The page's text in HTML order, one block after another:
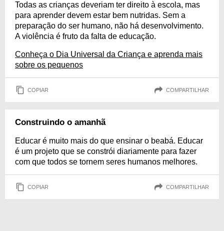
Todas as crianças deveriam ter direito à escola, mas
para aprender devem estar bem nutridas. Sem a
preparação do ser humano, não há desenvolvimento.
A violência é fruto da falta de educação.
Conheça o Dia Universal da Criança e aprenda mais
sobre os pequenos
COPIAR COMPARTILHAR
Construindo o amanhã
Educar é muito mais do que ensinar o beabá. Educar
é um projeto que se constrói diariamente para fazer
com que todos se tornem seres humanos melhores.
COPIAR COMPARTILHAR